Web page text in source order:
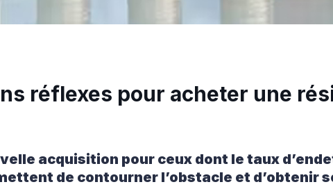
réflexes pour acheter une
acquisition pour ceux dont le taux
de contourner l’obstacle et d’obtenir